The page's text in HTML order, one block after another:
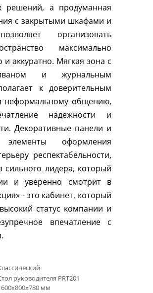
решений, а продуманная
с закрытыми шкафами и
организовать
максимально
аккуратно. Мягкая зона с
и журнальным
к доверительным
неформальному общению,
надежности и
Декоративные панели и
элементы оформления
респектабельности,
сильного лидера, который
и уверенно смотрит в
- это кабинет, который
статус компании и
впечатление с
руководителя PRT201
мм